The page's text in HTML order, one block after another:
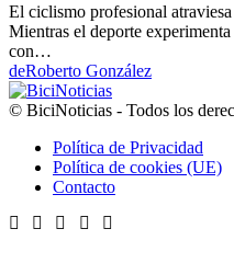
El ciclismo profesional
Mientras el deporte
con…
deRoberto González
© BiciNoticias - Todos los
Política de Privacidad
Política de cookies (UE)
Contacto